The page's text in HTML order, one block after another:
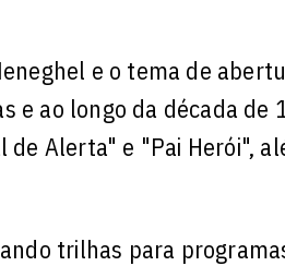
e o tema de
e ao longo da década de
de Alerta" e "Pai Herói",
trilhas para